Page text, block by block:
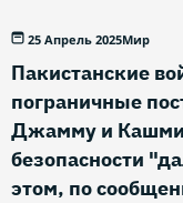
25 Апрель 2025Мир
Пакистанские
пограничные
Джамму и
безопасности
этом, по